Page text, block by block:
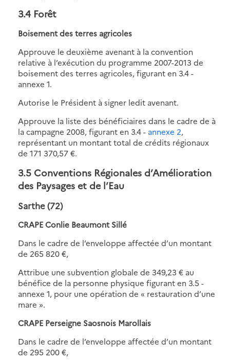
3.4 Forêt
Boisement des terres agricoles
Approuve le deuxième avenant à la convention
relative à l’exécution du programme 2007-2013 de
boisement des terres agricoles, figurant en 3.4 -
annexe 1.
Autorise le Président à signer ledit avenant.
Approuve la liste des bénéficiaires dans le cadre de à
la campagne 2008, figurant en 3.4 - annexe 2,
représentant un montant total de crédits régionaux
de 171 370,57 €.
3.5 Conventions Régionales d’Amélioration
des Paysages et de l’Eau
Sarthe (72)
CRAPE Conlie Beaumont Sillé
Dans le cadre de l’enveloppe affectée d’un montant
de 265 820 €,
Attribue une subvention globale de 349,23 € au
bénéfice de la personne physique figurant en 3.5 -
annexe 1, pour une opération de « restauration d’une
mare ».
CRAPE Perseigne Saosnois Marollais
Dans le cadre de l’enveloppe affectée d’un montant
de 295 200 €,